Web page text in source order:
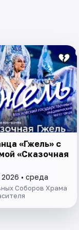
«Гжель» с
«Сказочная
• среда
Соборов Храма